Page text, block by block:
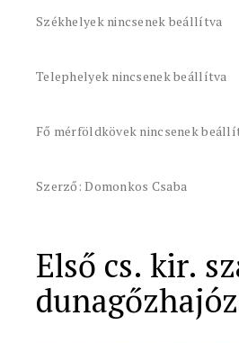
Székhelyek nincsenek beállítva
Telephelyek nincsenek beállítva
Fő mérföldkövek nincsenek
Szerző: Domonkos Csaba
Első cs. kir.